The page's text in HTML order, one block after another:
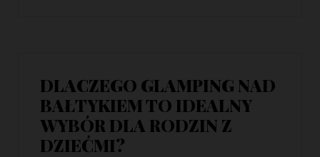
DLACZEGO GLAMPING NAD
BAŁTYKIEM TO IDEALNY
WYBÓR DLA RODZIN Z
DZIEĆMI?